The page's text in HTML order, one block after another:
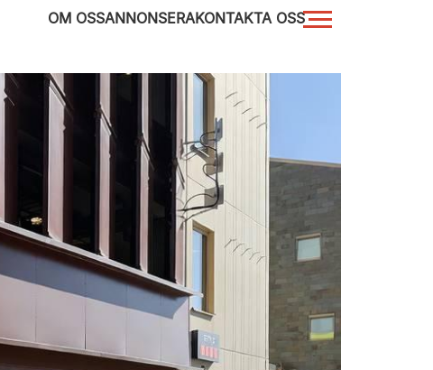
OM OSSANNONSERAKONTAKTA OSS